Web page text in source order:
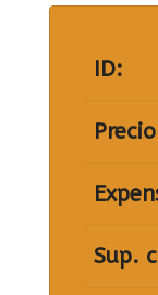
ID:
Sup.